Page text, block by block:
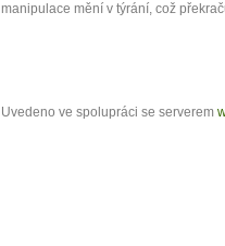
manipulace mění v týrání, což
Uvedeno ve spolupráci se serverem